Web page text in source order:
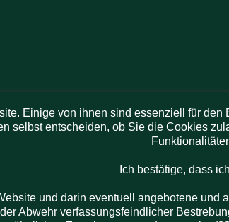
Einige von ihnen sind essenziell für
selbst entscheiden, ob Sie die Cookies
Ich bestätige, dass
und darin eventuell angebotene und
Abwehr verfassungsfeindlicher